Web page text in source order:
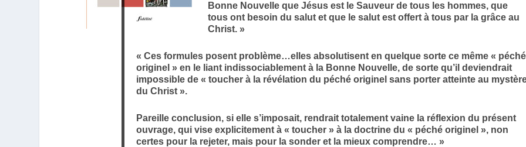
Bonne Nouvelle que Jésus est le Sauveur de tous les hommes, que
tous ont besoin du salut et que le salut est offert à tous par la grâce au
Christ. »
« Ces formules posent problème…elles absolutisent en quelque sorte ce même « péché
originel » en le liant indissociablement à la Bonne Nouvelle, de sorte qu’il deviendrait
impossible de « toucher à la révélation du péché originel sans porter atteinte au
du Christ ».
Pareille conclusion, si elle s’imposait, rendrait totalement vaine la réflexion du présent
ouvrage, qui vise explicitement à « toucher » à la doctrine du « péché originel », non
certes pour la rejeter, mais pour la sonder et la mieux comprendre… »